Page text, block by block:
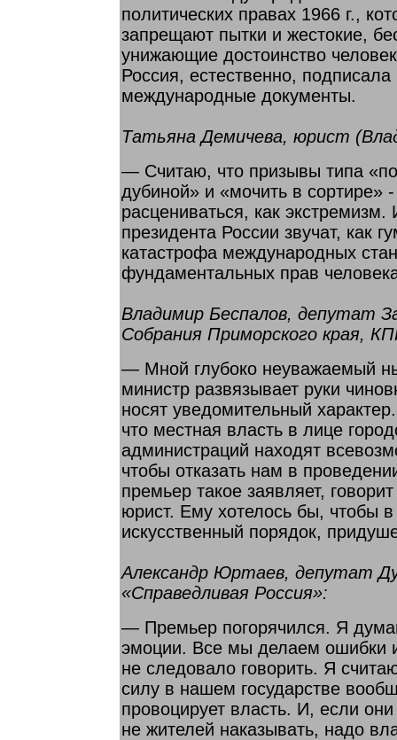
политических правах 1966 г.,
запрещают пытки и жестокие,
унижающие достоинство
Россия, естественно, подписала
международные документы.
Татьяна Демичева, юрист
— Считаю, что призывы типа
дубиной» и «мочить в сортире» -
расцениваться, как экстремизм.
президента России звучат, как
катастрофа международных
фундаментальных прав
Владимир Беспалов, депутат
Собрания Приморского края,
— Мной глубоко неуважаемый
министр развязывает руки
носят уведомительный
что местная власть в лице
администраций находят
чтобы отказать нам в
премьер такое заявляет,
юрист. Ему хотелось бы, чтобы
искусственный порядок,
Александр Юртаев, депутат
«Справедливая Россия»:
— Премьер погорячился. Я
эмоции. Все мы делаем ошибки
не следовало говорить. Я
силу в нашем государстве
провоцирует власть. И, если
не жителей наказывать, надо